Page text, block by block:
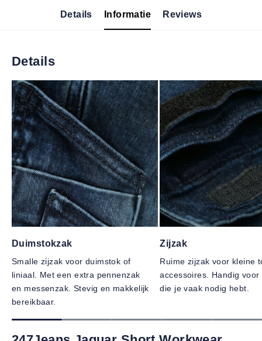
Details Informatie Reviews
Details
Duimstokzak
Smalle zijzak voor duimstok of
liniaal. Met een extra pennenzak
en messenzak. Stevig en makkelijk
bereikbaar.
Zijzak
Ruime zijzak voor kleine
accessoires. Handig voor
die je vaak nodig hebt.